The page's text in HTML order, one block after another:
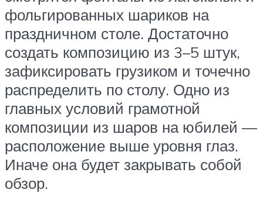
фольгированных шариков на
праздничном столе. Достаточно
создать композицию из 3–5 штук,
зафиксировать грузиком и точечно
распределить по столу. Одно из
главных условий грамотной
композиции из шаров на юбилей —
расположение выше уровня глаз.
Иначе она будет закрывать собой
обзор.